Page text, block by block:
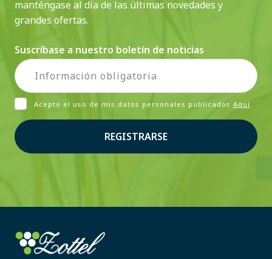
manténgase al día de las últimas novedades y
grandes ofertas.
Suscríbase a nuestro boletín de noticias
Acepto el uso de mis datos personales publicados Aquí
REGISTRARSE